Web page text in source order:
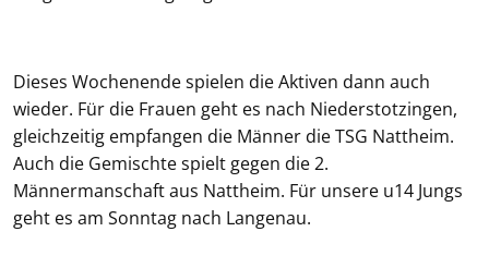
Dieses Wochenende spielen die Aktiven dann auch
wieder. Für die Frauen geht es nach Niederstotzingen,
gleichzeitig empfangen die Männer die TSG Nattheim.
Auch die Gemischte spielt gegen die 2.
Männermanschaft aus Nattheim. Für unsere u14 Jungs
geht es am Sonntag nach Langenau.